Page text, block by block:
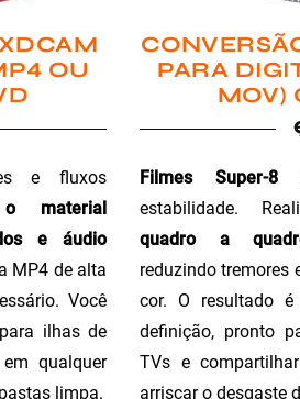
OU
e fluxos
o material
e áudio
MP4 de alta
Você
ilhas de
qualquer
limpa.
PARA
MOV)
Filmes Super-8
estabilidade.
quadro a
reduzindo tremores
cor. O resultado
definição, pronto
TVs e
arriscar o desgaste